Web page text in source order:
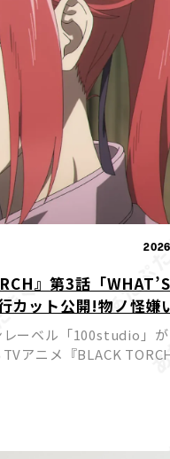
』第3話「
カット公開!物ノ怪嫌
即発!?
ーベル「100studio」
アニメ『BLACK